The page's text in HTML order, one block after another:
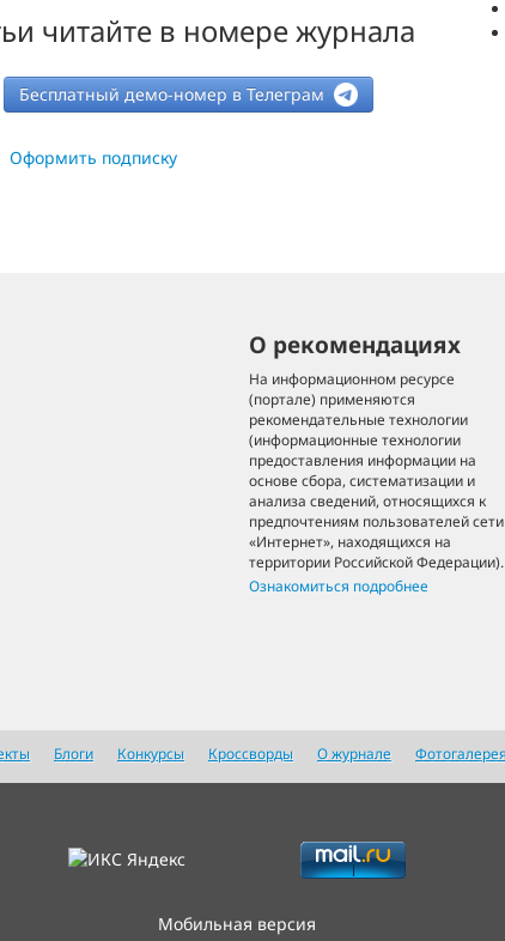
читайте в номере журнала
Бесплатный демо-номер в Телеграм
Оформить подписку
О рекомендациях
На информационном ресурсе
(портале) применяются
рекомендательные технологии
(информационные технологии
предоставления информации на
основе сбора, систематизации и
анализа сведений, относящихся к
предпочтениям пользователей сети
«Интернет», находящихся на
территории Российской Федерации).
Ознакомиться подробнее
Блоги Конкурсы Кроссворды О журнале Фотогалерея
Мобильная версия